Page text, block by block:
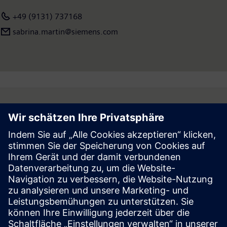
+49 (9131) 737168
sabrina.martin@siemens.com
Follow
Press | Company | Siemens
© Siemens 1996 – 2026
Corporate Information